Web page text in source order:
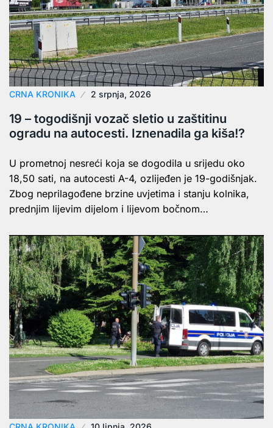
CRNA KRONIKA 2 srpnja, 2026
19 – togodišnji vozač sletio u zaštitinu
ogradu na autocesti. Iznenadila ga kiša!?
U prometnoj nesreći koja se dogodila u srijedu oko
18,50 sati, na autocesti A-4, ozlijeđen je 19-godišnjak.
Zbog neprilagođene brzine uvjetima i stanju kolnika,
prednjim lijevim dijelom i lijevom bočnom…